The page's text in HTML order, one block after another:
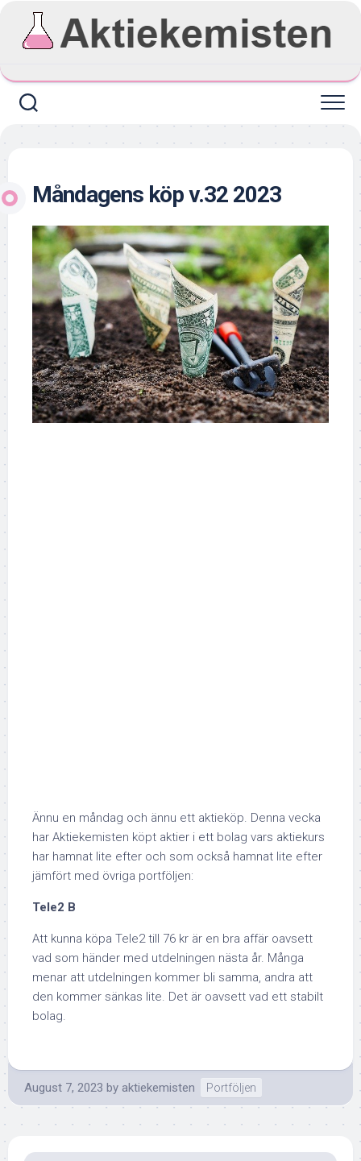
content
Måndagens köp v.32 2023
Ännu en måndag och ännu ett aktieköp. Denna vecka
har Aktiekemisten köpt aktier i ett bolag vars aktiekurs
har hamnat lite efter och som också hamnat lite efter
jämfört med övriga portföljen:
Tele2 B
Att kunna köpa Tele2 till 76 kr är en bra affär oavsett
vad som händer med utdelningen nästa år. Många
menar att utdelningen kommer bli samma, andra att
den kommer sänkas lite. Det är oavsett vad ett stabilt
bolag.
August 7, 2023 by aktiekemisten Portföljen